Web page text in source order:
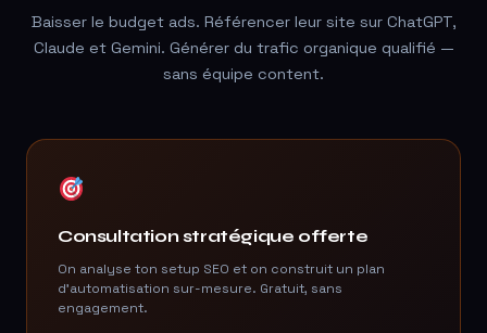
Baisser le budget ads. Référencer leur site sur ChatGPT,
Claude et Gemini. Générer du trafic organique qualifié —
sans équipe content.
Consultation stratégique offerte
On analyse ton setup SEO et on construit un plan
d'automatisation sur-mesure. Gratuit, sans
engagement.